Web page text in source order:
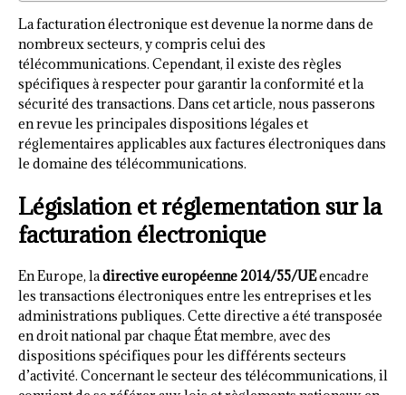
La facturation électronique est devenue la norme dans de
nombreux secteurs, y compris celui des
télécommunications. Cependant, il existe des règles
spécifiques à respecter pour garantir la conformité et la
sécurité des transactions. Dans cet article, nous passerons
en revue les principales dispositions légales et
réglementaires applicables aux factures électroniques dans
le domaine des télécommunications.
Législation et réglementation sur la
facturation électronique
En Europe, ladirective européenne 2014/55/UEencadre
les transactions électroniques entre les entreprises et les
administrations publiques. Cette directive a été transposée
en droit national par chaque État membre, avec des
dispositions spécifiques pour les différents secteurs
d’activité. Concernant le secteur des télécommunications, il